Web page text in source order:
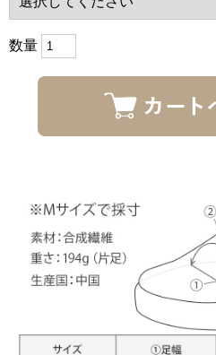
数量